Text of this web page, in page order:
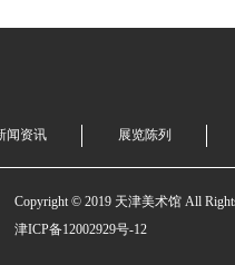
闻资讯 展览陈列
Copyright © 2019 天津美术馆 All
津ICP备12002929号-12